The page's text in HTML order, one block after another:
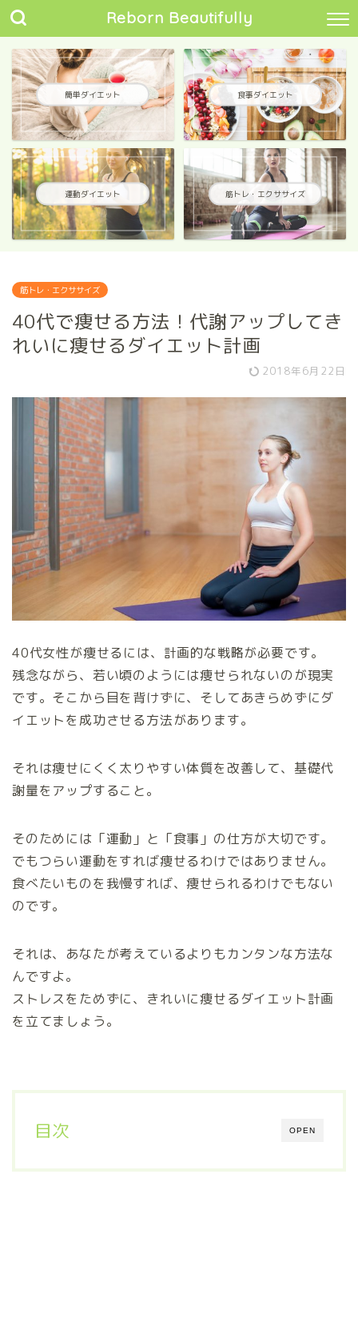
Reborn Beautifully
簡単ダイエット 食事ダイエット
運動ダイエット 筋トレ・エクササイズ
筋トレ・エクササイズ
40代で痩せる方法！代謝アップしてき
れいに痩せるダイエット計画
2018年6月22日
40代女性が痩せるには、計画的な戦略が必要です。
残念ながら、若い頃のようには痩せられないのが現実
です。そこから目を背けずに、そしてあきらめずにダ
イエットを成功させる方法があります。
それは痩せにくく太りやすい体質を改善して、基礎代
謝量をアップすること。
そのためには「運動」と「食事」の仕方が大切です。
でもつらい運動をすれば痩せるわけではありません。
食べたいものを我慢すれば、痩せられるわけでもない
のです。
それは、あなたが考えているよりもカンタンな方法な
んですよ。
ストレスをためずに、きれいに痩せるダイエット計画
を立てましょう。
OPEN
目次